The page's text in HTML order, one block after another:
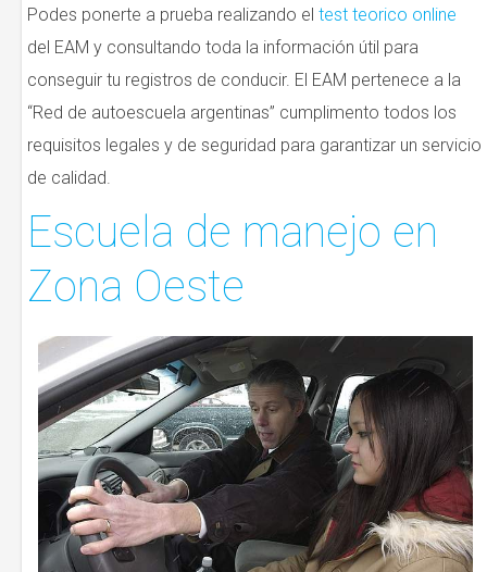
Podes ponerte a prueba realizando el test teorico online
del EAM y consultando toda la información útil para
conseguir tu registros de conducir. El EAM pertenece a la
“Red de autoescuela argentinas” cumplimento todos los
requisitos legales y de seguridad para garantizar un servicio
de calidad.
Escuela de manejo en
Zona Oeste